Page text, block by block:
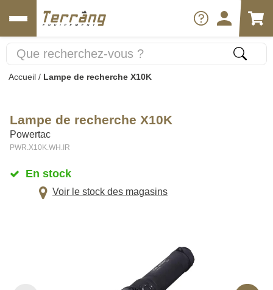
Accueil / Lampe de recherche X10K
Lampe de recherche X10K
Powertac
PWR.X10K.WH.IR
En stock
Voir le stock des magasins